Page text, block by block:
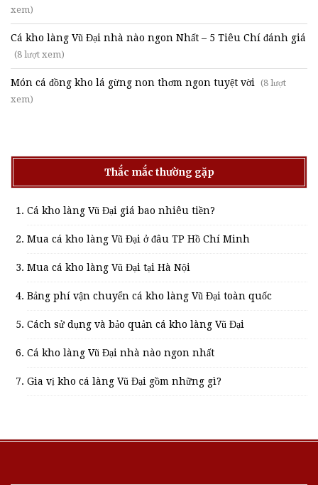
xem)
Cá kho làng Vũ Đại nhà nào ngon Nhất – 5 Tiêu Chí đánh giá
(8 lượt xem)
Món cá đồng kho lá gừng non thơm ngon tuyệt vời (8 lượt
xem)
Thắc mắc thường gặp
Cá kho làng Vũ Đại giá bao nhiêu tiền?
Mua cá kho làng Vũ Đại ở đâu TP Hồ Chí Minh
Mua cá kho làng Vũ Đại tại Hà Nội
Bảng phí vận chuyển cá kho làng Vũ Đại toàn quốc
Cách sử dụng và bảo quản cá kho làng Vũ Đại
Cá kho làng Vũ Đại nhà nào ngon nhất
Gia vị kho cá làng Vũ Đại gồm những gì?